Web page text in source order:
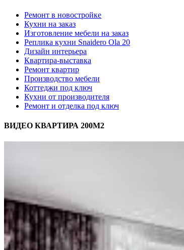
Ремонт в новостройке
Кухни на заказ
Изготовление мебели на заказ
Реплика кухни Snaidero Ola 20
Дизайн интерьера
Квартира-выставка
Ремонт квартир
Производство мебели
Коттеджи под ключ
Кухни от производителя
Ремонт и отделка под ключ
ВИДЕО КВАРТИРА 200М2